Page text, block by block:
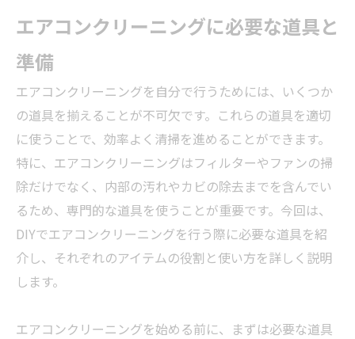
エアコンクリーニングに必要な道具と
準備
エアコンクリーニングを自分で行うためには、いくつか
の道具を揃えることが不可欠です。これらの道具を適切
に使うことで、効率よく清掃を進めることができます。
特に、エアコンクリーニングはフィルターやファンの掃
除だけでなく、内部の汚れやカビの除去までを含んでい
るため、専門的な道具を使うことが重要です。今回は、
DIYでエアコンクリーニングを行う際に必要な道具を紹
介し、それぞれのアイテムの役割と使い方を詳しく説明
します。
エアコンクリーニングを始める前に、まずは必要な道具